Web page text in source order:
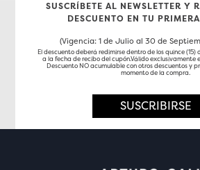
SUSCRÍBETE AL NEWSLETTER Y
DESCUENTO EN TU
(Vigencia: 1 de Julio al 30 de
El descuento deberá redimirse dentro de los quince
a la fecha de recibo del cupón.Válido exclusivamente
Descuento NO acumulable con otros descuentos y
momento de la compra.
SUSCRIBIRSE